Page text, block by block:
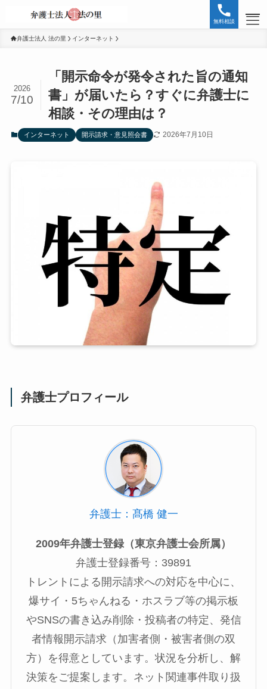
無料相談お問い合わせ
SNS誹謗中傷
誹謗中傷
開示請求・意見照会書
無料相談
弁護士法人 法の里 インターネット
「開示命令が発令された旨の通知
書」が届いたら？すぐに弁護士に
相談・その理由は？
2026
7/10
インターネット 開示請求・意見照会書 2026年7月10日
弁護士プロフィール
弁護士：髙橋 健一
2009年弁護士登録（東京弁護士会所属）
弁護士登録番号：39891
トレントによる開示請求への対応を中心に、
爆サイ・5ちゃんねる・ホスラブ等の掲示板
やSNSの書き込み削除・投稿者の特定、発信
者情報開示請求（加害者側・被害者側の双
方）を得意としています。状況を分析し、解
決策をご提案します。ネット関連事件取り扱